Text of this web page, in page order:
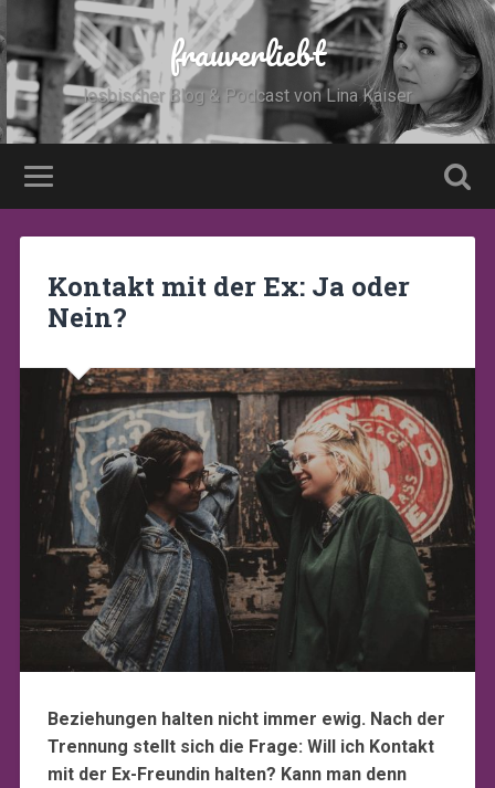
frauverliebt
lesbischer Blog & Podcast von Lina Kaiser
Kontakt mit der Ex: Ja oder
Nein?
Beziehungen halten nicht immer ewig. Nach der
Trennung stellt sich die Frage: Will ich Kontakt
mit der Ex-Freundin halten? Kann man denn